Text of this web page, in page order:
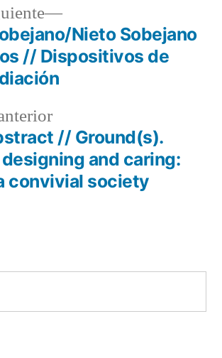
Entrada
anterior:
// Ground(s).
and caring:
convivial society
Entrada
siguiente:
Nieto Sobejano
// Dispositivos de